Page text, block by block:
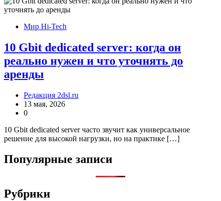
Мир Hi-Tech
10 Gbit dedicated server: когда он
реально нужен и что уточнять до
аренды
Редакция 2dsl.ru
13 мая, 2026
0
10 Gbit dedicated server часто звучит как универсальное
решение для высокой нагрузки, но на практике […]
Популярные записи
Рубрики